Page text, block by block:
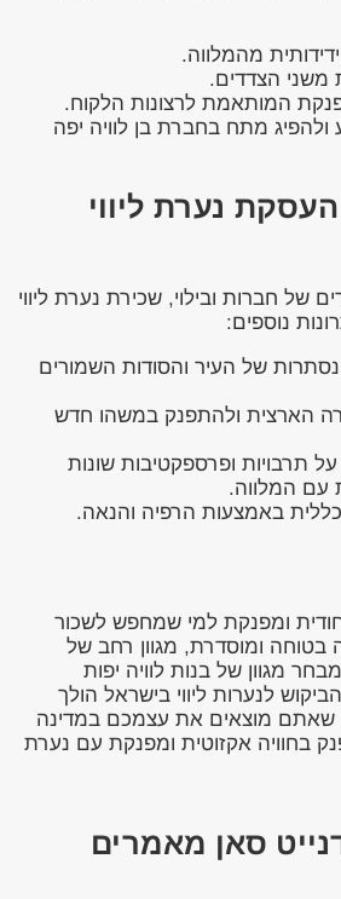
מהמלווה.
משני הצדדים.
המותאמת לרצונות הלקוח.
ולהפיג מתח בחברת בן לוויה יפה
נערת ליווי
של חברות ובילוי, שכירת נערת ליווי
נוספים:
של העיר והסודות השמורים
הארצית ולהתפנק במשהו חדש
תרבויות ופרספקטיבות שונות
עם המלווה.
באמצעות הרפיה והנאה.
ומפנקת למי שמחפש לשכור
בטוחה ומוסדרת, מגוון רחב של
מגוון של בנות לוויה יפות
לנערות ליווי בישראל הולך
שאתם מוצאים את עצמכם במדינה
בחוויה אקזוטית ומפנקת עם נערת
סאן מאמרים